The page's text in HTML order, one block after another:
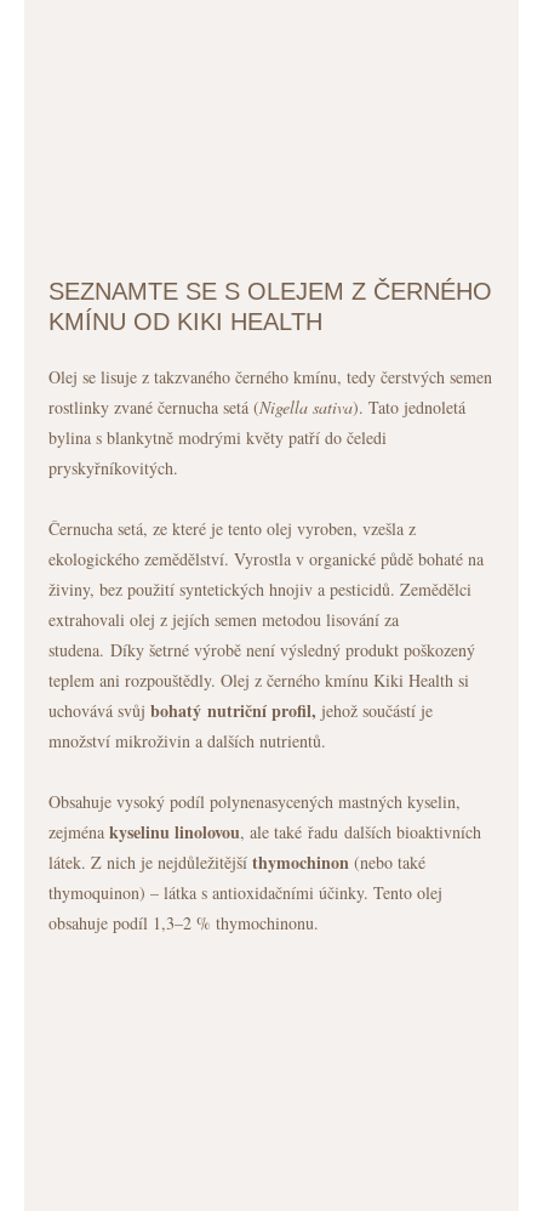
SEZNAMTE SE S OLEJEM Z ČERNÉHO
KMÍNU OD KIKI HEALTH
Olej se lisuje z takzvaného černého kmínu, tedy čerstvých semen
rostlinky zvané černucha setá (Nigella sativa). Tato jednoletá
bylina s blankytně modrými květy patří do čeledi
pryskyřníkovitých.
Černucha setá, ze které je tento olej vyroben, vzešla z
ekologického zemědělství. Vyrostla v organické půdě bohaté na
živiny, bez použití syntetických hnojiv a pesticidů. Zemědělci
extrahovali olej z jejích semen metodou lisování za
studena. Díky šetrné výrobě není výsledný produkt poškozený
teplem ani rozpouštědly. Olej z černého kmínu Kiki Health si
uchovává svůj bohatý nutriční profil, jehož součástí je
množství mikroživin a dalších nutrientů.
Obsahuje vysoký podíl polynenasycených mastných kyselin,
zejména kyselinu linolovou, ale také řadu dalších bioaktivních
látek. Z nich je nejdůležitější thymochinon (nebo také
thymoquinon) – látka s antioxidačními účinky. Tento olej
obsahuje podíl 1,3–2 % thymochinonu.